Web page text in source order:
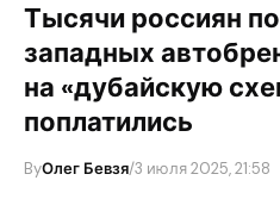
Тысячи россиян
западных
на «дубайскую
поплатились
ByОлег Бевзя/3 июля 2025, 21:58